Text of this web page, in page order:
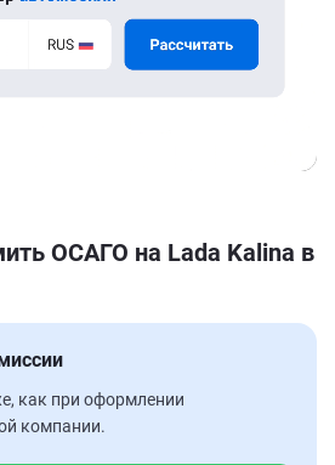
ОСАГО на Lada Kalina в
как при оформлении
компании.